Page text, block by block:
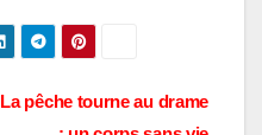
La pêche tourne au drame